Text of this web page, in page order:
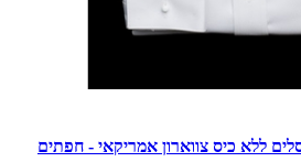
ללא כיס צווארון אמריקאי - חפתים